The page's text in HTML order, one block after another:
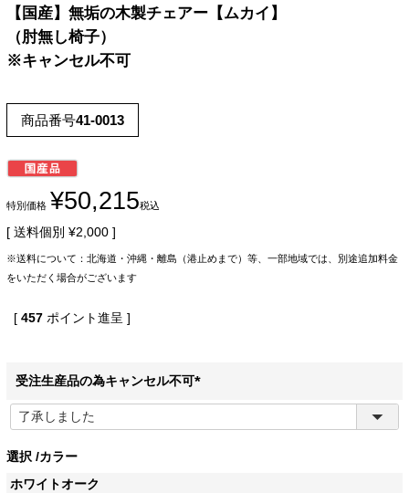
【国産】無垢の木製チェアー【ムカイ】
（肘無し椅子）
※キャンセル不可
商品番号41-0013
特別価格 ¥50,215税込
送料個別 ¥2,000
※送料について：北海道・沖縄・離島（港止めまで）等、一部地域では、別途追加料金
をいただく場合がございます
[ 457 ポイント進呈 ]
受注生産品の為キャンセル不可
(
選択 カラー
ホワイトオーク